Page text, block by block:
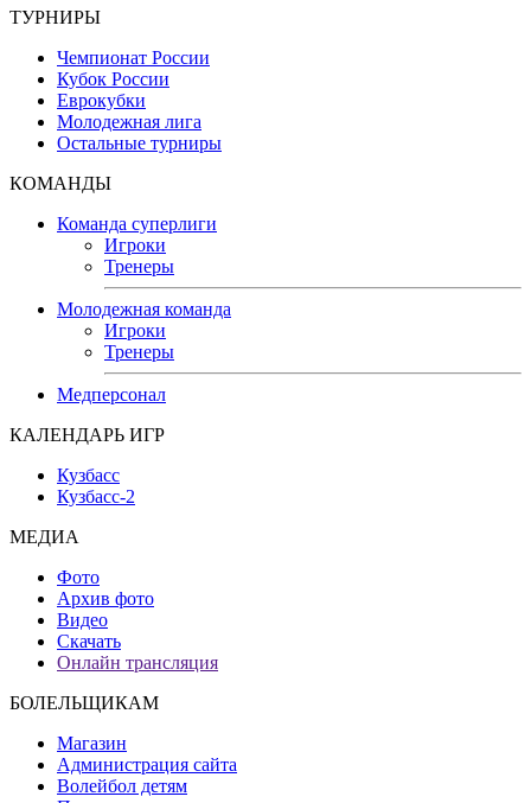
ТУРНИРЫ
Чемпионат России
Кубок России
Еврокубки
Молодежная лига
Остальные турниры
КОМАНДЫ
Команда суперлиги
Игроки
Тренеры
Молодежная команда
Игроки
Тренеры
Медперсонал
КАЛЕНДАРЬ ИГР
Кузбасс
Кузбасс-2
МЕДИА
Фото
Архив фото
Видео
Скачать
Онлайн трансляция
БОЛЕЛЬЩИКАМ
Магазин
Администрация сайта
Волейбол детям